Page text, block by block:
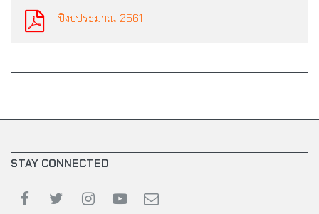
ปีงบประมาณ 2561
STAY CONNECTED